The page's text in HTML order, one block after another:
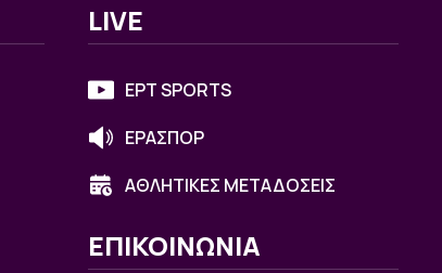
LIVE
ΕΡΤ SPORTS
ΕΡΑΣΠΟΡ
ΑΘΛΗΤΙΚΕΣ ΜΕΤΑΔΟΣΕΙΣ
ΕΠΙΚΟΙΝΩΝΙΑ